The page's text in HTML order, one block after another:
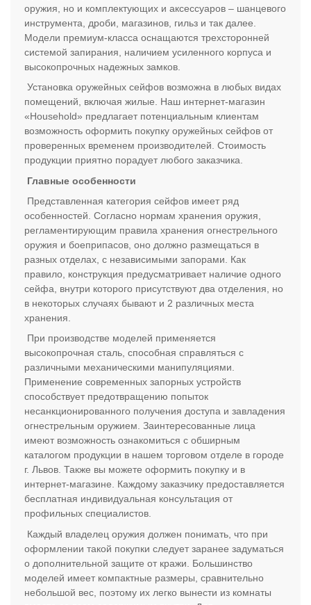
оружия, но и комплектующих и аксессуаров – шанцевого
инструмента, дроби, магазинов, гильз и так далее.
Модели премиум-класса оснащаются трехсторонней
системой запирания, наличием усиленного корпуса и
высокопрочных надежных замков.
Установка оружейных сейфов возможна в любых видах
помещений, включая жилые. Наш интернет-магазин
«Household» предлагает потенциальным клиентам
возможность оформить покупку оружейных сейфов от
проверенных временем производителей. Стоимость
продукции приятно порадует любого заказчика.
Главные особенности
Представленная категория сейфов имеет ряд
особенностей. Согласно нормам хранения оружия,
регламентирующим правила хранения огнестрельного
оружия и боеприпасов, оно должно размещаться в
разных отделах, с независимыми запорами. Как
правило, конструкция предусматривает наличие одного
сейфа, внутри которого присутствуют два отделения, но
в некоторых случаях бывают и 2 различных места
хранения.
При производстве моделей применяется
высокопрочная сталь, способная справляться с
различными механическими манипуляциями.
Применение современных запорных устройств
способствует предотвращению попыток
несанкционированного получения доступа и завладения
огнестрельным оружием. Заинтересованные лица
имеют возможность ознакомиться с обширным
каталогом продукции в нашем торговом отделе в городе
г. Львов. Также вы можете оформить покупку и в
интернет-магазине. Каждому заказчику предоставляется
бесплатная индивидуальная консультация от
профильных специалистов.
Каждый владелец оружия должен понимать, что при
оформлении такой покупки следует заранее задуматься
о дополнительной защите от кражи. Большинство
моделей имеет компактные размеры, сравнительно
небольшой вес, поэтому их легко вынести из комнаты